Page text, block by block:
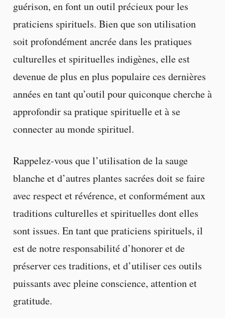
guérison, en font un outil précieux pour les
praticiens spirituels. Bien que son utilisation
soit profondément ancrée dans les pratiques
culturelles et spirituelles indigènes, elle est
devenue de plus en plus populaire ces dernières
années en tant qu’outil pour quiconque cherche à
approfondir sa pratique spirituelle et à se
connecter au monde spirituel.
Rappelez-vous que l’utilisation de la sauge
blanche et d’autres plantes sacrées doit se faire
avec respect et révérence, et conformément aux
traditions culturelles et spirituelles dont elles
sont issues. En tant que praticiens spirituels, il
est de notre responsabilité d’honorer et de
préserver ces traditions, et d’utiliser ces outils
puissants avec pleine conscience, attention et
gratitude.